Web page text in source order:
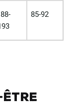
85-92
être